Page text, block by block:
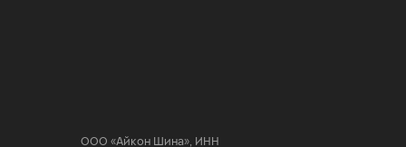
ООО «Айкон Шина», ИНН